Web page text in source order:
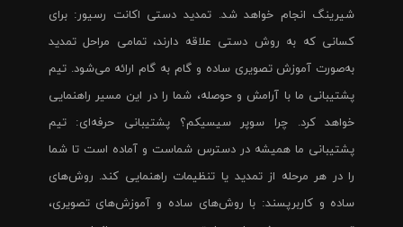
شیرینگ انجام خواهد شد. تمدید دستی اکانت رسیور: برای
کسانی که به روش دستی علاقه دارند، تمامی مراحل تمدید
به‌صورت آموزش تصویری ساده و گام به گام ارائه می‌شود. تیم
پشتیبانی ما با آرامش و حوصله، شما را در این مسیر راهنمایی
خواهد کرد. چرا سوپر سیسیکم؟ پشتیبانی حرفه‌ای: تیم
پشتیبانی ما همیشه در دسترس شماست و آماده است تا شما
را در هر مرحله از تمدید یا تنظیمات راهنمایی کند. روش‌های
ساده و کاربرپسند: با روش‌های ساده و آموزش‌های تصویری،